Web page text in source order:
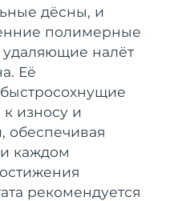
дёсны, и
полимерные
налёт
Её
износу и
обеспечивая
каждом
рекомендуется